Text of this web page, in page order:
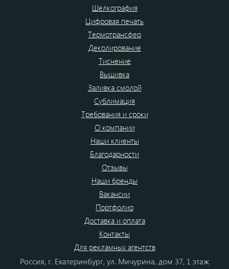
Шелкография
Цифровая печать
Термотрансфер
Деколирование
Тиснение
Вышивка
Заливка смолой
Сублимация
Требования и сроки
О компании
Наши клиенты
Благодарности
Отзывы
Наши бренды
Вакансии
Портфолио
Доставка и оплата
Контакты
Для рекламных агентств
Россия, г. Екатеринбург, ул. Мичурина, дом 37, 1 этаж